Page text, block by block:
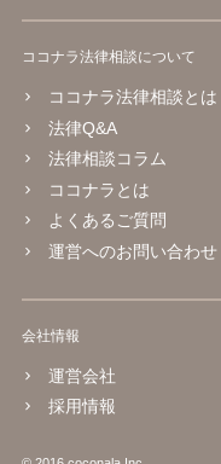
ココナラ法律相談について
ココナラ法律相談とは
法律Q&A
法律相談コラム
ココナラとは
よくあるご質問
運営へのお問い合わせ
会社情報
運営会社
採用情報